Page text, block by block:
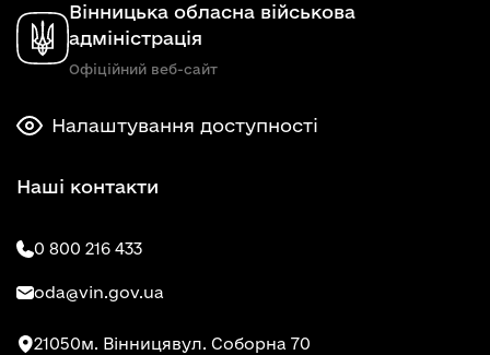
Вінницька обласна військова
адміністрація
Офіційний веб-сайт
Налаштування доступності
Наші контакти
0 800 216 433
oda@vin.gov.ua
21050м. Вінницявул. Соборна 70